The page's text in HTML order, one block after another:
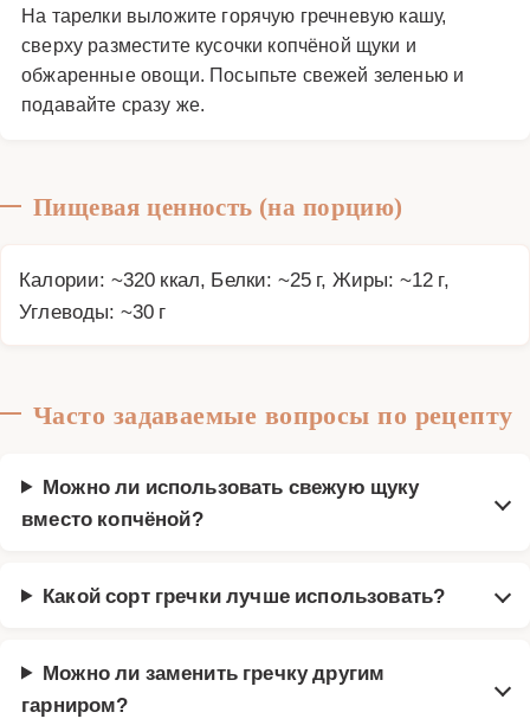
На тарелки выложите горячую гречневую кашу,
сверху разместите кусочки копчёной щуки и
обжаренные овощи. Посыпьте свежей зеленью и
подавайте сразу же.
Пищевая ценность (на порцию)
Калории: ~320 ккал, Белки: ~25 г, Жиры: ~12 г,
Углеводы: ~30 г
Часто задаваемые вопросы по рецепту
Можно ли использовать свежую щуку
вместо копчёной?
Какой сорт гречки лучше использовать?
Можно ли заменить гречку другим
гарниром?